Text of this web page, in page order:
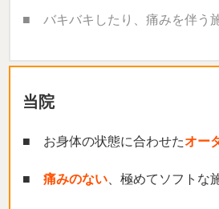
■ バキバキしたり、痛みを伴う
当院
■ お身体の状態に合わせたオー
■ 痛みのない 、極めてソフトな